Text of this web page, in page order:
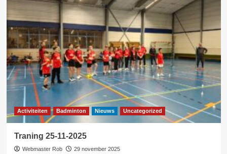
02-
2025
Activiteiten Badminton Nieuws Uncategorized
Traning 25-11-2025
Webmaster Rob 29 november 2025